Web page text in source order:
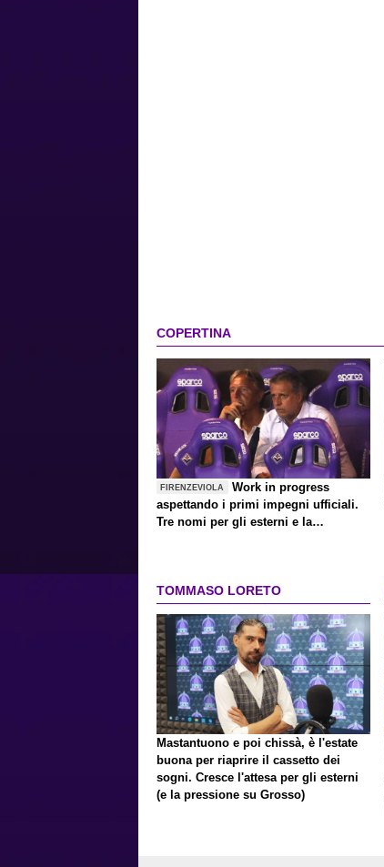
COPERTINA
FIRENZEVIOLA
Work in progress
aspettando i primi impegni ufficiali.
Tre nomi per gli esterni e la
TOMMASO LORETO
Mastantuono e poi chissà, è l'estate
buona per riaprire il cassetto dei
sogni. Cresce l'attesa per gli esterni
(e la pressione su Grosso)